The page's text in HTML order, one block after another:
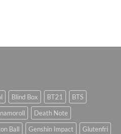
Blind Box BT21
BTS
Death Note
Ball Genshin Impact
Glutenfri